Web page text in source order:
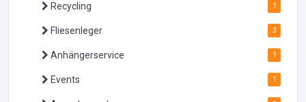
Recycling 1
Fliesenleger 3
Anhängerservice 1
Events 1